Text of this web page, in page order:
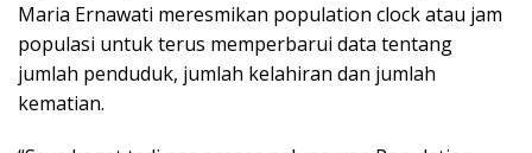
Maria Ernawati meresmikan population clock atau jam
populasi untuk terus memperbarui data tentang
jumlah penduduk, jumlah kelahiran dan jumlah
kematian.